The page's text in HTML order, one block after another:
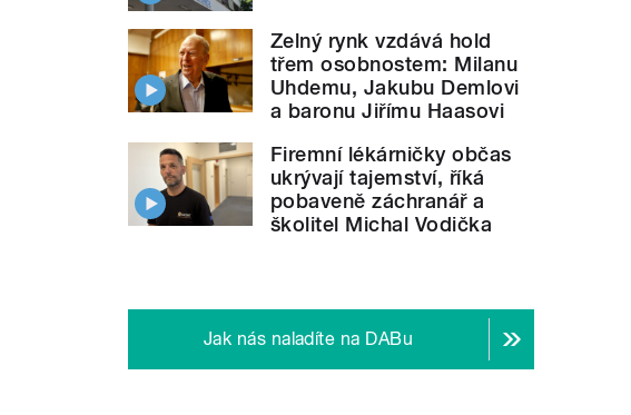
Zelný rynk vzdává hold
třem osobnostem: Milanu
Uhdemu, Jakubu Demlovi
a baronu Jiřímu Haasovi
Firemní lékárničky občas
ukrývají tajemství, říká
pobaveně záchranář a
školitel Michal Vodička
Jak nás naladíte na DABu